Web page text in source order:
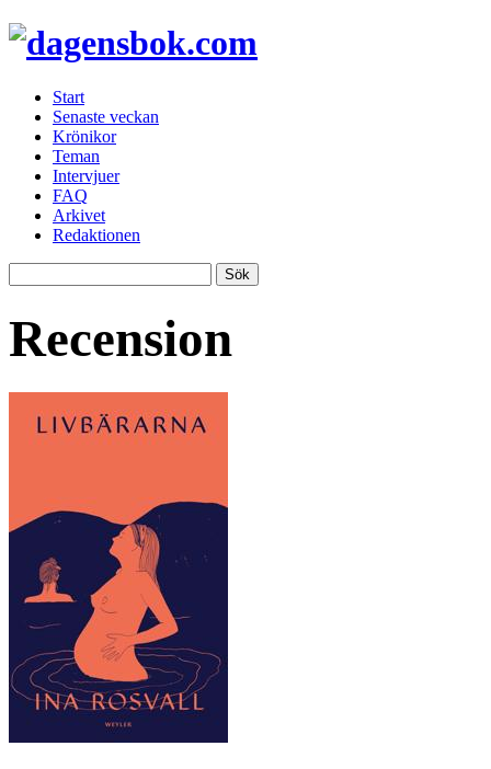
Start
Senaste veckan
Krönikor
Teman
Intervjuer
FAQ
Arkivet
Redaktionen
Recension